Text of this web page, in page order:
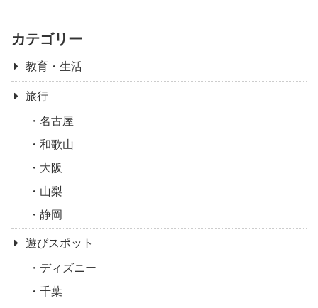
カテゴリー
教育・生活
旅行
名古屋
和歌山
大阪
山梨
静岡
遊びスポット
ディズニー
千葉